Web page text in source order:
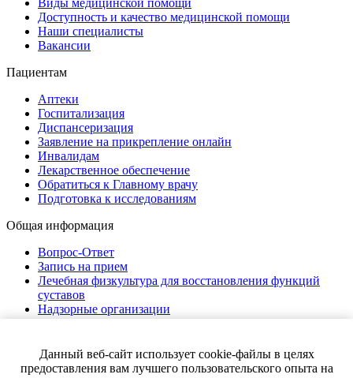
Виды медицинской помощи
Доступность и качество медицинской помощи
Наши специалисты
Вакансии
Пациентам
Аптеки
Госпитализация
Диспансеризация
Заявление на прикрепление онлайн
Инвалидам
Лекарственное обеспечение
Обратиться к Главному врачу
Подготовка к исследованиям
Общая информация
Вопрос-Ответ
Запись на прием
Лечебная физкультура для восстановления функций
суставов
Надзорные организации
Нормативно-правовая документация
Страховые компании
Правила внутреннего распорядка
Данный веб-сайт использует cookie-файлы в целях
предоставления вам лучшего пользовательского опыта на